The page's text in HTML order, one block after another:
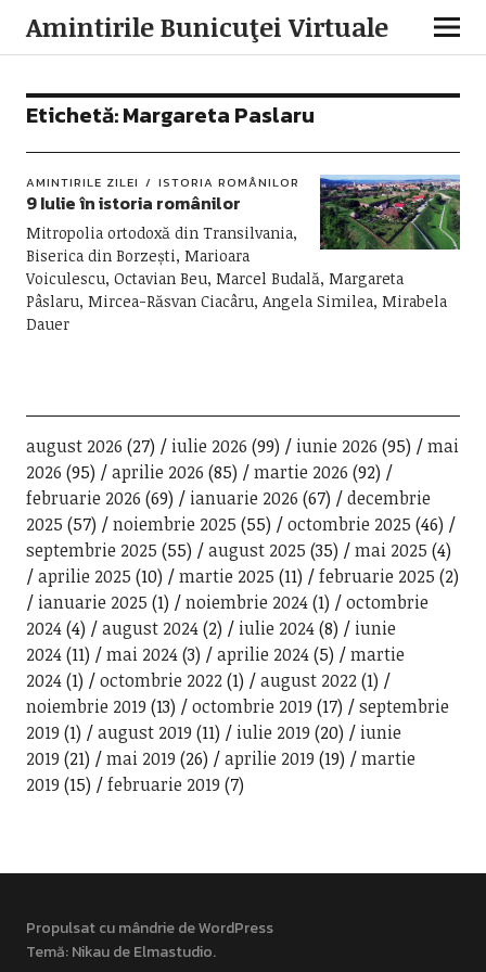
Amintirile Bunicuţei Virtuale
Etichetă:Margareta Paslaru
AMINTIRILE ZILEI ISTORIA ROMÂNILOR
9 Iulie în istoria românilor
Mitropolia ortodoxă din Transilvania,
Biserica din Borzești, Marioara
Voiculescu, Octavian Beu, Marcel Budală, Margareta
Pâslaru, Mircea-Răsvan Ciacâru, Angela Similea, Mirabela
Dauer
august 2026 (27) iulie 2026 (99) iunie 2026 (95)
mai
2026 (95) aprilie 2026 (85) martie 2026 (92)
februarie 2026 (69) ianuarie 2026 (67)
decembrie
2025 (57) noiembrie 2025 (55) octombrie 2025 (46)
septembrie 2025 (55) august 2025 (35) mai 2025 (4)
aprilie 2025 (10) martie 2025 (11) februarie 2025 (2)
ianuarie 2025 (1) noiembrie 2024(1)
octombrie
2024(4) august 2024(2) iulie 2024(8)
iunie
2024(11) mai 2024(3) aprilie 2024(5)
martie
2024(1) octombrie 2022(1) august 2022(1)
noiembrie 2019 (13) octombrie 2019 (17)
septembrie
2019 (1) august 2019 (11) iulie 2019 (20)
iunie
2019 (21) mai 2019 (26) aprilie 2019 (19)
martie
2019 (15) februarie 2019 (7)
Propulsat cu mândrie de WordPress
Temă: Nikau deElmastudio.